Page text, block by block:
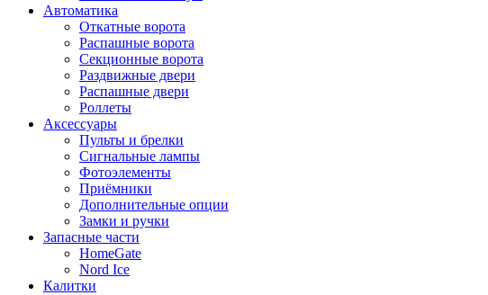
Автоматика
Откатные ворота
Распашные ворота
Секционные ворота
Раздвижные двери
Распашные двери
Роллеты
Аксессуары
Пульты и брелки
Сигнальные лампы
Фотоэлементы
Приёмники
Дополнительные опции
Замки и ручки
Запасные части
HomeGate
Nord Ice
Калитки